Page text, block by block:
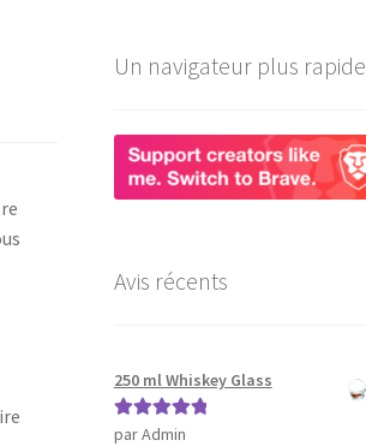
Un navigateur plus rapide
Avis récents
250 ml Whiskey Glass
Note5sur 5
par Admin